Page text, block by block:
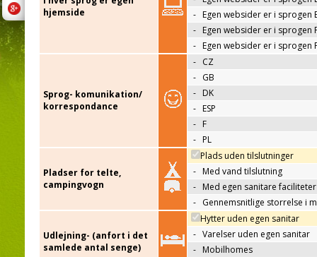
hjemside
- Egen websider er i sprogen
- Egen websider er i sprogen
- Egen websider er i sprogen
Sprog- komunikation/
korrespondance
- CZ
- GB
- DK
- ESP
- F
- PL
Pladser for telte,
campingvogn
Plads uden tilslutninger
- Med vand tilslutning
- Med egen sanitare faciliteter
- Gennemsnitlige storrelse i
Udlejning- (anfort i det
samlede antal senge)
Hytter uden egen sanitar
- Varelser uden egen sanitar
- Mobilhomes